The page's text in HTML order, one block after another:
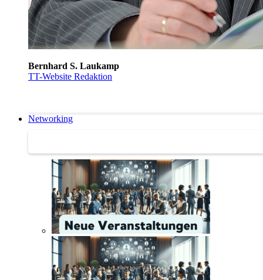
Bernhard S. Laukamp
TT-Website Redaktion
Networking